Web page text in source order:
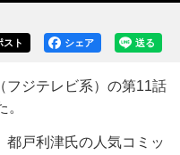
送る
シェア
スト
ジテレビ系）の第11話
戸利津氏の人気コミッ